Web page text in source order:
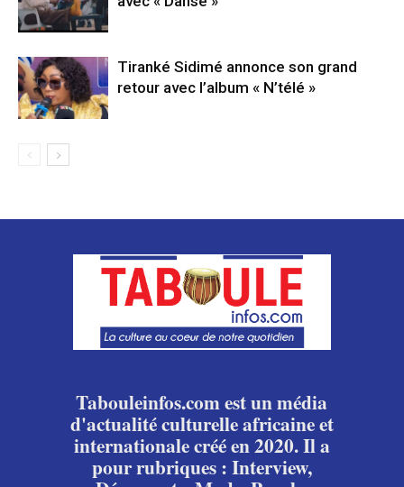
Tiranké Sidimé annonce son grand
retour avec l’album « N’télé »
Tabouleinfos.com est un média
d'actualité culturelle africaine et
internationale créé en 2020. Il a
pour rubriques : Interview,